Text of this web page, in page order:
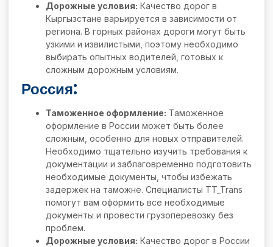
Дорожные условия: Качество дорог в
Кыргызстане варьируется в зависимости от
региона. В горных районах дороги могут быть
узкими и извилистыми, поэтому необходимо
выбирать опытных водителей, готовых к
сложным дорожным условиям.
Россия:
Таможенное оформление: Таможенное
оформление в России может быть более
сложным, особенно для новых отправителей.
Необходимо тщательно изучить требования к
документации и заблаговременно подготовить
необходимые документы, чтобы избежать
задержек на таможне. Специалисты TT_Trans
помогут вам оформить все необходимые
документы и провести грузоперевозку без
проблем.
Дорожные условия: Качество дорог в России